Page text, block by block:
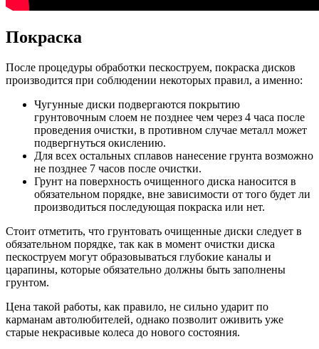
Покраска
После процедуры обработки пескоструем, покраска дисков
производится при соблюдении некоторых правил, а именно:
Чугунные диски подвергаются покрытию
грунтовочным слоем не позднее чем через 4 часа после
проведения очистки, в противном случае металл может
подвергнуться окислению.
Для всех остальных сплавов нанесение грунта возможно
не позднее 7 часов после очистки.
Грунт на поверхность очищенного диска наносится в
обязательном порядке, вне зависимости от того будет ли
производиться последующая покраска или нет.
Стоит отметить, что грунтовать очищенные диски следует в
обязательном порядке, так как в момент очистки диска
пескоструем могут образовываться глубокие каналы и
царапины, которые обязательно должны быть заполнены
грунтом.
Цена такой работы, как правило, не сильно ударит по
карманам автолюбителей, однако позволит оживить уже
старые некрасивые колеса до нового состояния.